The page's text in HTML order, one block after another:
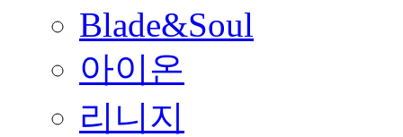
Blade&Soul
아이온
리니지